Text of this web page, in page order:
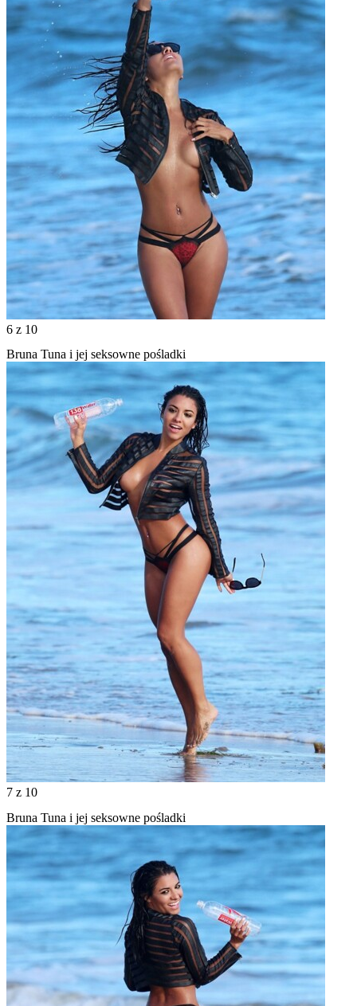
6 z 10
Bruna Tuna i jej seksowne pośladki
7 z 10
Bruna Tuna i jej seksowne pośladki